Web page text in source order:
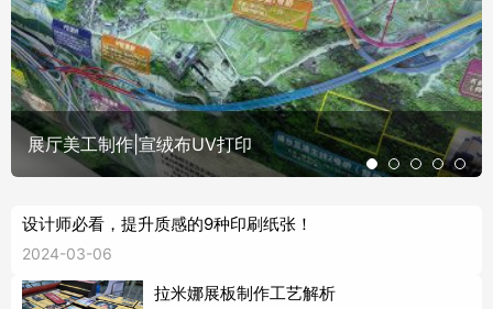
展厅美工制作|宣绒布UV打印
设计师必看，提升质感的9种印刷纸张！
2024-03-06
拉米娜展板制作工艺解析